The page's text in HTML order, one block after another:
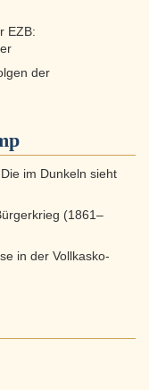
EZB:
der
im Dunkeln sieht
(1861–
in der Vollkasko-